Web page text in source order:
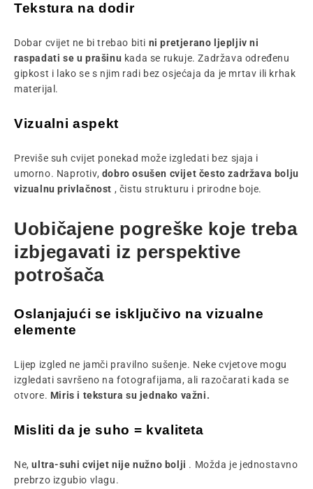
Tekstura na dodir
Dobar cvijet ne bi trebao biti ni pretjerano ljepljiv ni
raspadati se u prašinu kada se rukuje. Zadržava određenu
gipkost i lako se s njim radi bez osjećaja da je mrtav ili krhak
materijal.
Vizualni aspekt
Previše suh cvijet ponekad može izgledati bez sjaja i
umorno. Naprotiv, dobro osušen cvijet često zadržava bolju
vizualnu privlačnost , čistu strukturu i prirodne boje.
Uobičajene pogreške koje treba
izbjegavati iz perspektive
potrošača
Oslanjajući se isključivo na vizualne
elemente
Lijep izgled ne jamči pravilno sušenje. Neke cvjetove mogu
izgledati savršeno na fotografijama, ali razočarati kada se
otvore. Miris i tekstura su jednako važni.
Misliti da je suho = kvaliteta
Ne, ultra-suhi cvijet nije nužno bolji . Možda je jednostavno
prebrzo izgubio vlagu.